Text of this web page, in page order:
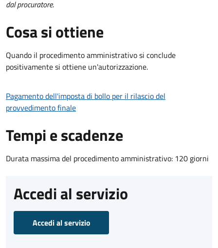
dal procuratore.
Cosa si ottiene
Quando il procedimento amministrativo si conclude
positivamente si ottiene un'autorizzazione.
Pagamento dell'imposta di bollo per il rilascio del
provvedimento finale
Tempi e scadenze
Durata massima del procedimento amministrativo: 120 giorni
Accedi al servizio
Accedi al servizio